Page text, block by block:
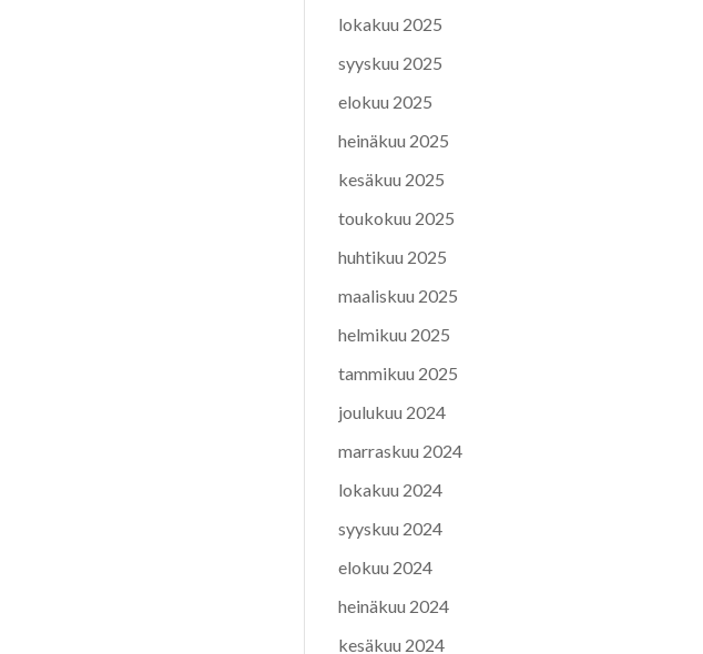
lokakuu 2025
syyskuu 2025
elokuu 2025
heinäkuu 2025
kesäkuu 2025
toukokuu 2025
huhtikuu 2025
maaliskuu 2025
helmikuu 2025
tammikuu 2025
joulukuu 2024
marraskuu 2024
lokakuu 2024
syyskuu 2024
elokuu 2024
heinäkuu 2024
kesäkuu 2024